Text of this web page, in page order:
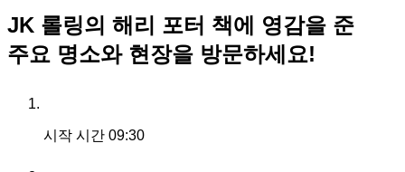
JK 롤링의 해리 포터 책에 영감을 준
주요 명소와 현장을 방문하세요!
시작 시간 09:30